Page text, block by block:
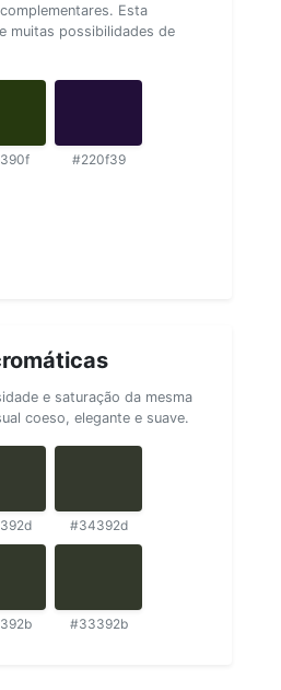
Esta
muitas possibilidades de
#220f39
e saturação da mesma
coeso, elegante e suave.
#34392d
#33392b